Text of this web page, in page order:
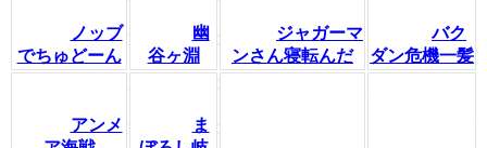
ノッブ
でちゅどーん
幽
谷ヶ淵
ジャガーマ
ンさん寝転んだ
バク
ダン危機一髪
アンメ
ま